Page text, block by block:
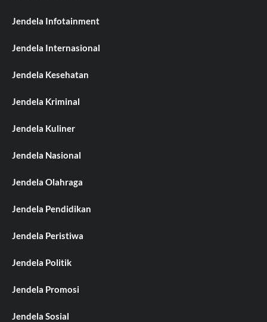
Jendela Infotainment
Jendela Internasional
Jendela Kesehatan
Jendela Kriminal
Jendela Kuliner
Jendela Nasional
Jendela Olahraga
Jendela Pendidikan
Jendela Peristiwa
Jendela Politik
Jendela Promosi
Jendela Sosial